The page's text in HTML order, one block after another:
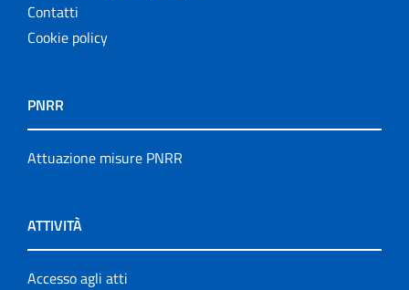
Contatti
Cookie policy
PNRR
Attuazione misure PNRR
ATTIVITÀ
Accesso agli atti